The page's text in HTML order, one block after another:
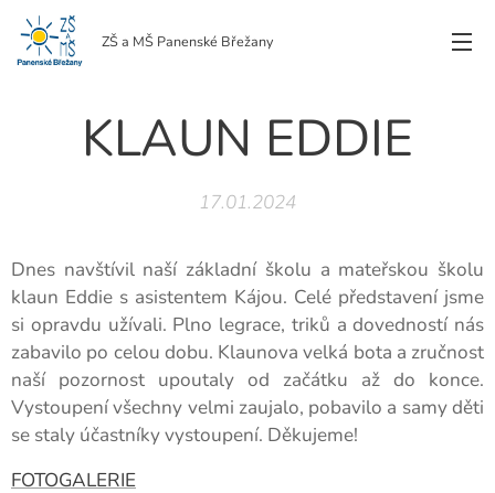
ZŠ a MŠ Panenské Břežany
KLAUN EDDIE
17.01.2024
Dnes navštívil naší základní školu a mateřskou školu
klaun Eddie s asistentem Kájou. Celé představení jsme
si opravdu užívali. Plno legrace, triků a dovedností nás
zabavilo po celou dobu. Klaunova velká bota a zručnost
naší pozornost upoutaly od začátku až do konce.
Vystoupení všechny velmi zaujalo, pobavilo a samy děti
se staly účastníky vystoupení. Děkujeme!
FOTOGALERIE